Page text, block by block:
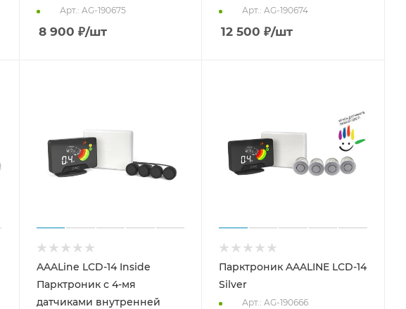
Арт.: AG-190675
8 900 ₽/шт
Арт.: AG-190674
12 500 ₽/шт
AAALine LCD-14 Inside
Парктроник с 4-мя
датчиками внутренней
Парктроник AAALINE LCD-14
Silver
Арт.: AG-190666